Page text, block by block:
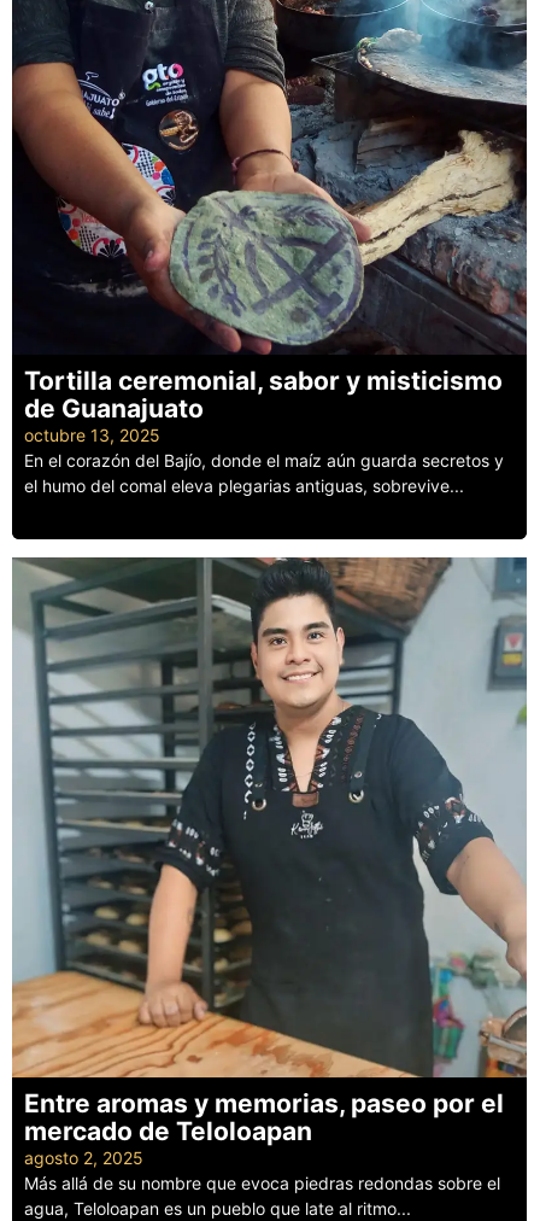
Tortilla ceremonial, sabor y misticismo
de Guanajuato
octubre 13, 2025
En el corazón del Bajío, donde el maíz aún guarda secretos y
el humo del comal eleva plegarias antiguas, sobrevive...
Entre aromas y memorias, paseo por el
mercado de Teloloapan
agosto 2, 2025
Más allá de su nombre que evoca piedras redondas sobre el
agua, Teloloapan es un pueblo que late al ritmo...